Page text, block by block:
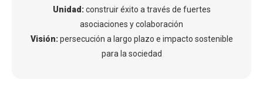
Unidad:construir éxito a través de fuertes
asociaciones y colaboración
Visión:persecución a largo plazo e impacto sostenible
para la sociedad